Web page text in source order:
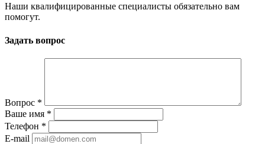
Наши квалифицированные специалисты обязательно вам
помогут.
Задать вопрос
Вопрос *
Ваше имя *
Телефон *
E-mail